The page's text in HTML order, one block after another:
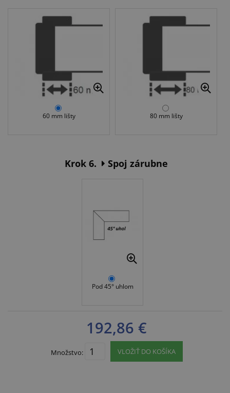
60 mm lišty 80 mm lišty
Krok 6. Spoj zárubne
Pod 45° uhlom
192,86 €
Množstvo: VLOŽIŤ DO KOŠÍKA